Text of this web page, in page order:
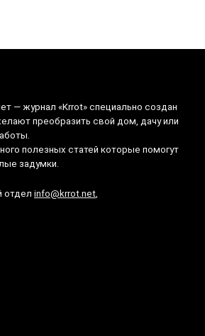
— журнал «Krrot» специально создан
преобразить свой дом, дачу или
полезных статей которые помогут
задумки.
отдел info@krrot.net